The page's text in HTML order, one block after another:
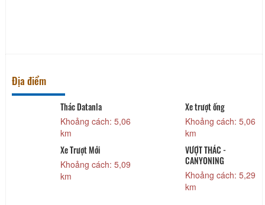
Địa điểm
Thác Datanla
Khoảng cách: 5,06
km
Xe trượt ống
Khoảng cách: 5,06
km
Xe Trượt Mới
Khoảng cách: 5,09
km
VƯỢT THÁC -
CANYONING
Khoảng cách: 5,29
km